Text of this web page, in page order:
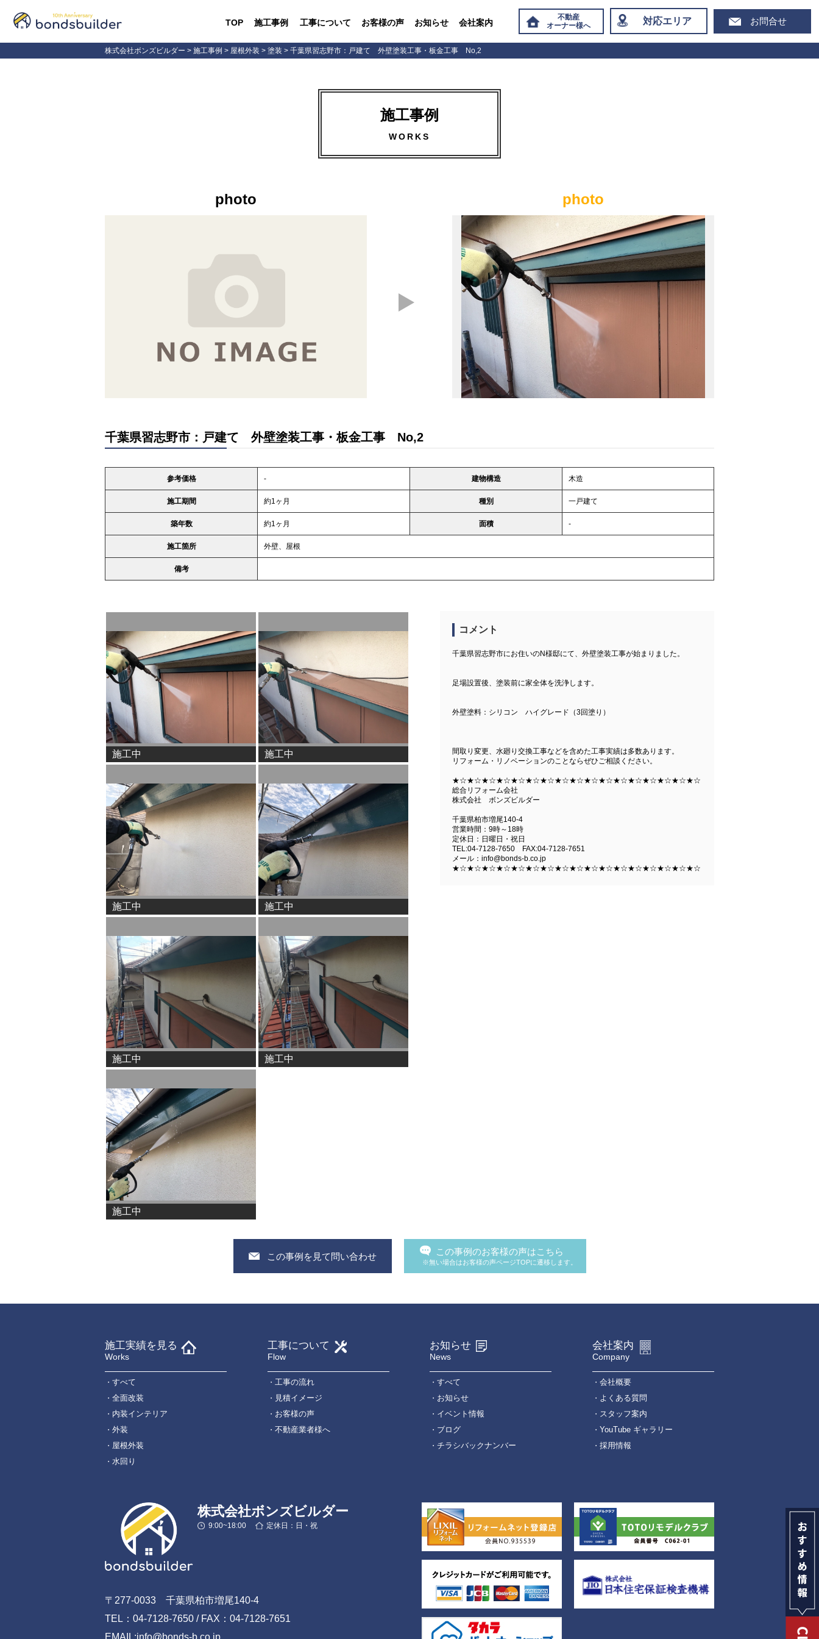
TOP 施工事例 工事について お客様の声 お知らせ 会社案内
不動産
オーナー様へ
対応エリア お問合せ
株式会社ボンズビルダー > 施工事例 > 屋根外装 > 塗装 > 千葉県習志野市：戸建て 外壁塗装工事・板金工事 No,2
施工事例
WORKS
photo photo
千葉県習志野市：戸建て 外壁塗装工事・板金工事 No,2
参考価格 - 建物構造 木造
施工期間 約1ヶ月 種別 一戸建て
築年数 約1ヶ月 面積 -
施工箇所 外壁、屋根
備考
コメント
千葉県習志野市にお住いのN様邸にて、外壁塗装工事が始まりました。
足場設置後、塗装前に家全体を洗浄します。
外壁塗料：シリコン ハイグレード（3回塗り）
間取り変更、水廻り交換工事などを含めた工事実績は多数あります。
リフォーム・リノベーションのことならぜひご相談ください。
★☆★☆★☆★☆★☆★☆★☆★☆★☆★☆★☆★☆★☆★☆★☆★☆★☆
総合リフォーム会社
株式会社 ボンズビルダー
千葉県柏市増尾140-4
営業時間：9時～18時
定休日：日曜日・祝日
TEL:04-7128-7650 FAX:04-7128-7651
メール：info@bonds-b.co.jp
★☆★☆★☆★☆★☆★☆★☆★☆★☆★☆★☆★☆★☆★☆★☆★☆★☆
施工中 施工中
施工中 施工中
施工中 施工中
施工中
この事例を見て問い合わせ この事例のお客様の声はこちら
※無い場合はお客様の声ページTOPに遷移します。
施工実績を見る
Works
すべて
全面改装
内装インテリア
外装
屋根外装
水回り
工事について
Flow
工事の流れ
見積イメージ
お客様の声
不動産業者様へ
お知らせ
News
すべて
お知らせ
イベント情報
ブログ
チラシバックナンバー
会社案内
Company
会社概要
よくある質問
スタッフ案内
YouTube ギャラリー
採用情報
株式会社ボンズビルダー
9:00~18:00 定休日：日・祝
〒277-0033 千葉県柏市増尾140-4
TEL：04-7128-7650 / FAX：04-7128-7651